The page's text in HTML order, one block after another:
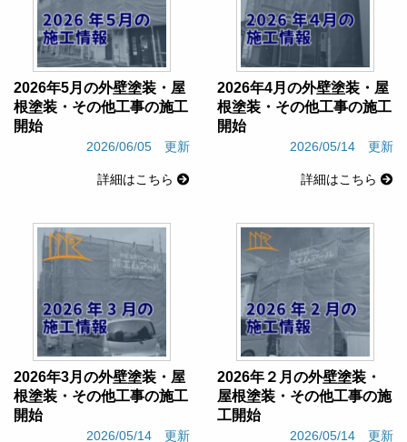
2026年5月の外壁塗装・屋
根塗装・その他工事の施工
開始
2026/06/05 更新
詳細はこちら
2026年4月の外壁塗装・屋
根塗装・その他工事の施工
開始
2026/05/14 更新
詳細はこちら
2026年3月の外壁塗装・屋
根塗装・その他工事の施工
開始
2026/05/14 更新
2026年２月の外壁塗装・
屋根塗装・その他工事の施
工開始
2026/05/14 更新